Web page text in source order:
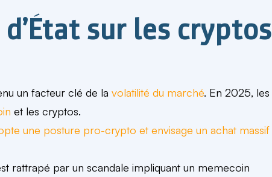
sur les
un facteur clé de lavolatilité du marché. En 2025, les
et les cryptos.
une posture pro-crypto et envisage un achat massif
rattrapé par un scandale impliquant un memecoin